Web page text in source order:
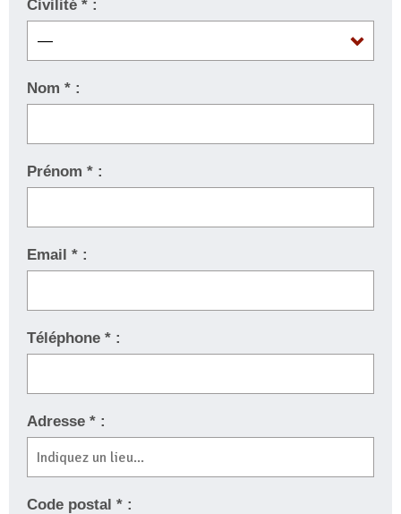
Civilité * :
Nom * :
Prénom * :
Email * :
Téléphone * :
Adresse * :
Code postal * :